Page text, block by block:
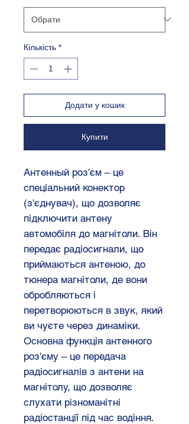
Кількість *
Додати у кошик
Купити
Антенный роз'єм – це
спеціальний конектор
(з'єднувач), що дозволяє
підключити антену
автомобіля до магнітоли. Він
передає радіосигнали, що
приймаються антеною, до
тюнера магнітоли, де вони
обробляються і
перетворюються в звук, який
ви чуєте через динаміки.
Основна функція антенного
роз'єму – це передача
радіосигналів з антени на
магнітолу, що дозволяє
слухати різноманітні
радіостанції під час водіння.